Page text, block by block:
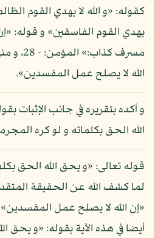
كقوله: «و الله لا يهدي القوم
يهدي القوم الفاسقين» و قوله:
مسرف
الله لا يصلح عمل المفسدين».
و أكده بتقريره في جانب الإثبات
الله الحق بكلماته و لو كره
قوله تعالى: «و يحق الله الحق
لما كشف الله عن الحقيقة
«إن الله لا يصلح عمل المفسدين»
أيضا في هذه الآية بقوله: «و يحق